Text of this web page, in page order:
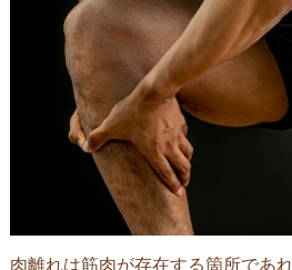
肉離れは筋肉が存在する箇所であ